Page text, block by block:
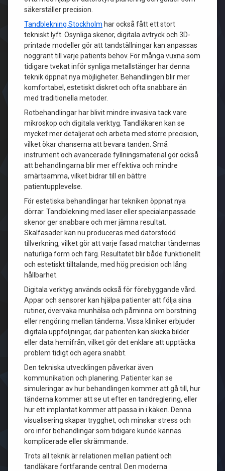
säkerställer precision.
Tandblekning Stockholm har också fått ett stort
tekniskt lyft. Osynliga skenor, digitala avtryck och 3D-
printade modeller gör att tandställningar kan anpassas
noggrant till varje patients behov. För många vuxna som
tidigare tvekat inför synliga metallstänger har denna
teknik öppnat nya möjligheter. Behandlingen blir mer
komfortabel, estetiskt diskret och ofta snabbare än
med traditionella metoder.
Rotbehandlingar har blivit mindre invasiva tack vare
mikroskop och digitala verktyg. Tandläkaren kan se
mycket mer detaljerat och arbeta med större precision,
vilket ökar chanserna att bevara tanden. Små
instrument och avancerade fyllningsmaterial gör också
att behandlingarna blir mer effektiva och mindre
smärtsamma, vilket bidrar till en bättre
patientupplevelse.
För estetiska behandlingar har tekniken öppnat nya
dörrar. Tandblekning med laser eller specialanpassade
skenor ger snabbare och mer jämna resultat.
Skalfasader kan nu produceras med datorstödd
tillverkning, vilket gör att varje fasad matchar tändernas
naturliga form och färg. Resultatet blir både funktionellt
och estetiskt tilltalande, med hög precision och lång
hållbarhet.
Digitala verktyg används också för förebyggande vård.
Appar och sensorer kan hjälpa patienter att följa sina
rutiner, övervaka munhälsa och påminna om borstning
eller rengöring mellan tänderna. Vissa kliniker erbjuder
digitala uppföljningar, där patienten kan skicka bilder
eller data hemifrån, vilket gör det enklare att upptäcka
problem tidigt och agera snabbt.
Den tekniska utvecklingen påverkar även
kommunikation och planering. Patienter kan se
simuleringar av hur behandlingen kommer att gå till, hur
tänderna kommer att se ut efter en tandreglering, eller
hur ett implantat kommer att passa in i käken. Denna
visualisering skapar trygghet, och minskar stress och
oro inför behandlingar som tidigare kunde kännas
komplicerade eller skrämmande.
Trots all teknik är relationen mellan patient och
tandläkare fortfarande central. Den moderna